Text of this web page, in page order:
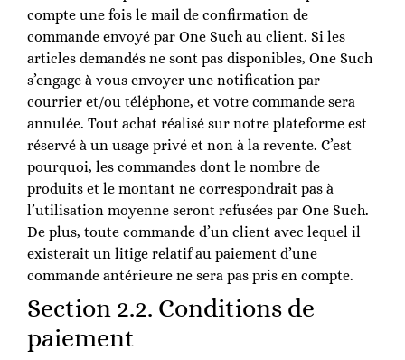
compte une fois le mail de confirmation de
commande envoyé par One Such au client. Si les
articles demandés ne sont pas disponibles, One Such
s’engage à vous envoyer une notification par
courrier et/ou téléphone, et votre commande sera
annulée. Tout achat réalisé sur notre plateforme est
réservé à un usage privé et non à la revente. C’est
pourquoi, les commandes dont le nombre de
produits et le montant ne correspondrait pas à
l’utilisation moyenne seront refusées par One Such.
De plus, toute commande d’un client avec lequel il
existerait un litige relatif au paiement d’une
commande antérieure ne sera pas pris en compte.
Section 2.2. Conditions de
paiement